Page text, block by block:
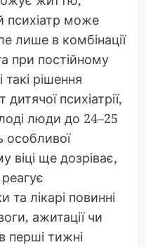
психіатр може
лише в комбінації
при постійному
такі рішення
психіатрії,
люди до 24–25
особливої
віці ще дозріває,
лікарі повинні
ажитації чи
перші тижні